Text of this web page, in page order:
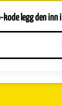
kode legg den inn